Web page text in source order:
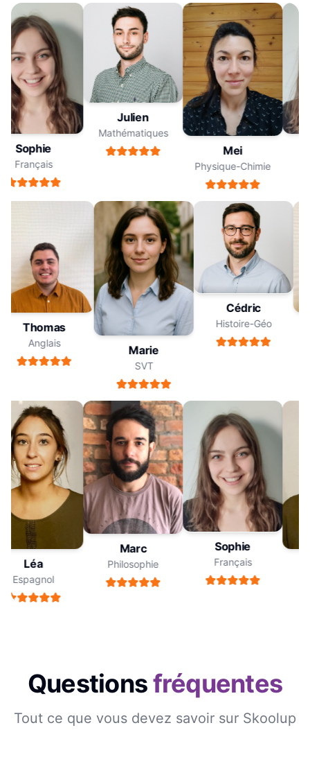
Sophie
Français
Julien
Mathématiques
Mei
Physique-Chimie
Thomas
Anglais
Marie
SVT
Cédric
Histoire-Géo
Léa
Espagnol
Marc
Philosophie
Sophie
Français
Questionsfréquentes
Tout ce que vous devez savoir sur Skoolup